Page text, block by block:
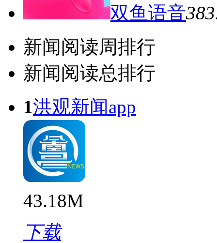
双鱼语音
新闻阅读周排行
新闻阅读总排行
1洪观新闻app
43.18M
下载